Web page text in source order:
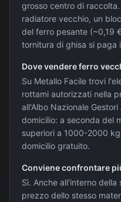
grosso centro di
radiatore vecchio, un
del ferro pesante (~0,19
tornitura di ghisa si paga
Dove vendere ferro
Su Metallo Facile trovi
rottami autorizzati nella
all'Albo Nazionale
domicilio: a seconda del
superiori a 1000-2000
domicilio gratuito.
Conviene confrontare
Sì. Anche all'interno
prezzo dello stesso